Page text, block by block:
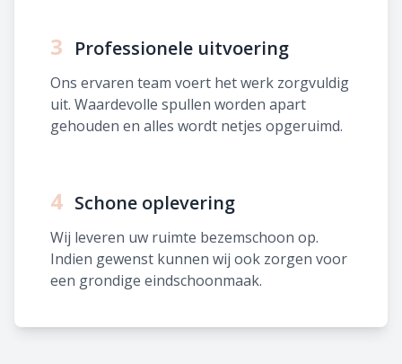
3 Professionele uitvoering
Ons ervaren team voert het werk zorgvuldig
uit. Waardevolle spullen worden apart
gehouden en alles wordt netjes opgeruimd.
4 Schone oplevering
Wij leveren uw ruimte bezemschoon op.
Indien gewenst kunnen wij ook zorgen voor
een grondige eindschoonmaak.